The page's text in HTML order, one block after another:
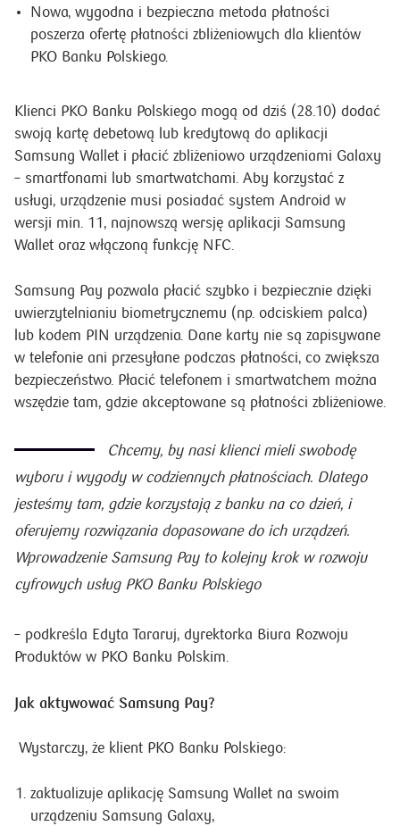
Nowa, wygodna i bezpieczna metoda płatności
poszerza ofertę płatności zbliżeniowych dla klientów
PKO Banku Polskiego.
Klienci PKO Banku Polskiego mogą od dziś (28.10) dodać
swoją kartę debetową lub kredytową do aplikacji
Samsung Wallet i płacić zbliżeniowo urządzeniami Galaxy
– smartfonami lub smartwatchami. Aby korzystać z
usługi, urządzenie musi posiadać system Android w
wersji min. 11, najnowszą wersję aplikacji Samsung
Wallet oraz włączoną funkcję NFC.
Samsung Pay pozwala płacić szybko i bezpiecznie dzięki
uwierzytelnianiu biometrycznemu (np. odciskiem palca)
lub kodem PIN urządzenia. Dane karty nie są zapisywane
w telefonie ani przesyłane podczas płatności, co zwiększa
bezpieczeństwo. Płacić telefonem i smartwatchem można
wszędzie tam, gdzie akceptowane są płatności zbliżeniowe.
Chcemy, by nasi klienci mieli swobodę
wyboru i wygody w codziennych płatnościach. Dlatego
jesteśmy tam, gdzie korzystają z banku na co dzień, i
oferujemy rozwiązania dopasowane do ich urządzeń.
Wprowadzenie Samsung Pay to kolejny krok w rozwoju
cyfrowych usług PKO Banku Polskiego
– podkreśla Edyta Tararuj, dyrektorka Biura Rozwoju
Produktów w PKO Banku Polskim.
Jak aktywować Samsung Pay?
Wystarczy, że klient PKO Banku Polskiego:
zaktualizuje aplikację Samsung Wallet na swoim
urządzeniu Samsung Galaxy,